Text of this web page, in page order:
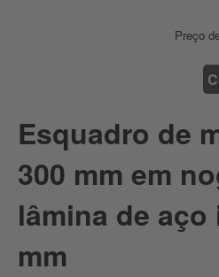
Preço
Esquadro de
300 mm em
lâmina de
mm